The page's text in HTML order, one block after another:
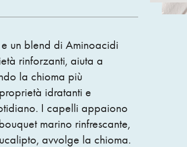
un blend di Aminoacidi
rinforzanti, aiuta a
la chioma più
idratanti e
I capelli appaiono
marino rinfrescante,
avvolge la chioma.